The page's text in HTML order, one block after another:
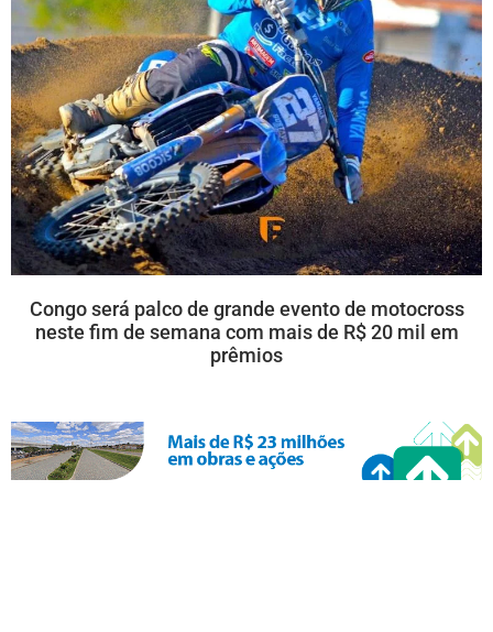
Congo será palco de grande evento de motocross
neste fim de semana com mais de R$ 20 mil em
prêmios